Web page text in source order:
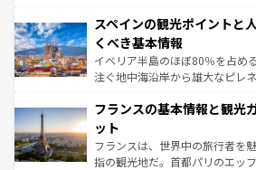
ろん、トスカーナの美しい田園
景など、自然景観も見逃せない
ピザやパスタなど、絶品のイタ
できる。朝目覚めてから夜眠る
なお、新着のイタリア情報はコ
しい。
スペインの観光ポイントと
くべき基本情報
イベリア半島のほぼ80％を占め
注ぐ地中海沿岸から雄大なピレ
文化が根付くこの国では、情熱
れる闘牛、そして美味しいタパ
る。首都マドリードの洗練され
アートに溢れた街角から、地方
フランスの基本情報と観光
ット
フランスは、世界中の旅行者を
指の観光地だ。首都パリのエッ